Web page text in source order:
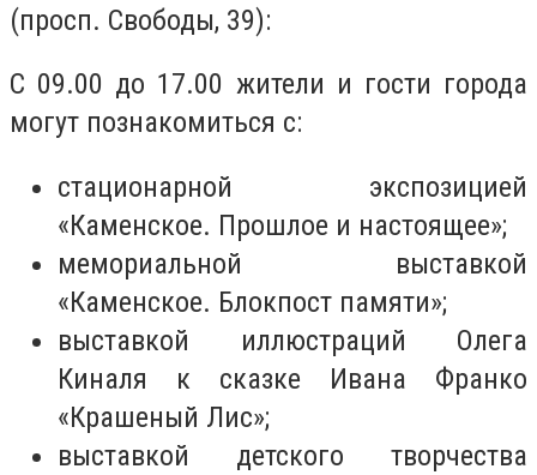
(просп. Свободы, 39):
С 09.00 до 17.00 жители и гости города
могут познакомиться с:
стационарной экспозицией
«Каменское. Прошлое и настоящее»;
мемориальной выставкой
«Каменское. Блокпост памяти»;
выставкой иллюстраций Олега
Киналя к сказке Ивана Франко
«Крашеный Лис»;
выставкой детского творчества